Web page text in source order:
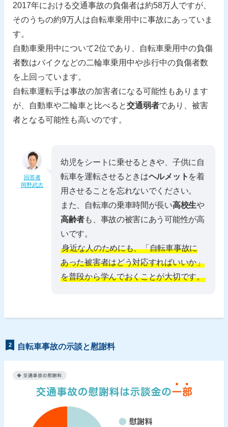
2017年における交通事故の負傷者は約58万人ですが、
そのうちの約9万人は自転車乗用中に事故にあっていま
す。
自動車乗用中について2位であり、自転車乗用中の負傷
者数はバイクなどの二輪車乗用中や歩行中の負傷者数
を上回っています。
自転車運転手は事故の加害者になる可能性もあります
が、自動車や二輪車と比べると交通弱者であり、被害
者となる可能性も高いのです。
回答者
岡野武志
幼児をシートに乗せるときや、子供に自
転車を運転させるときはヘルメット を着
用させることを忘れないでください。
また、自転車の乗車時間が長い高校生や
高齢者も、事故の被害にあう可能性が高
いです。
身近な人のためにも、「自転車事故に
あった被害者はどう対応すればいいか」
を普段から学んでおくことが大切です。
2 自転車事故の示談と慰謝料